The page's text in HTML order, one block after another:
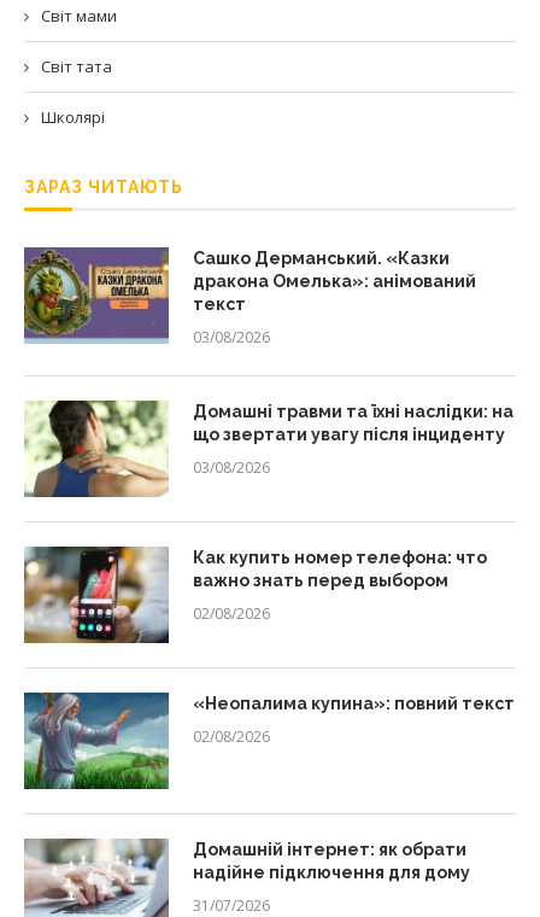
Світ мами
Світ тата
Школярі
ЗАРАЗ ЧИТАЮТЬ
Сашко Дерманський. «Казки
дракона Омелька»: анімований
текст
03/08/2026
Домашні травми та їхні наслідки: на
що звертати увагу після інциденту
03/08/2026
Как купить номер телефона: что
важно знать перед выбором
02/08/2026
«Неопалима купина»: повний текст
02/08/2026
Домашній інтернет: як обрати
надійне підключення для дому
31/07/2026